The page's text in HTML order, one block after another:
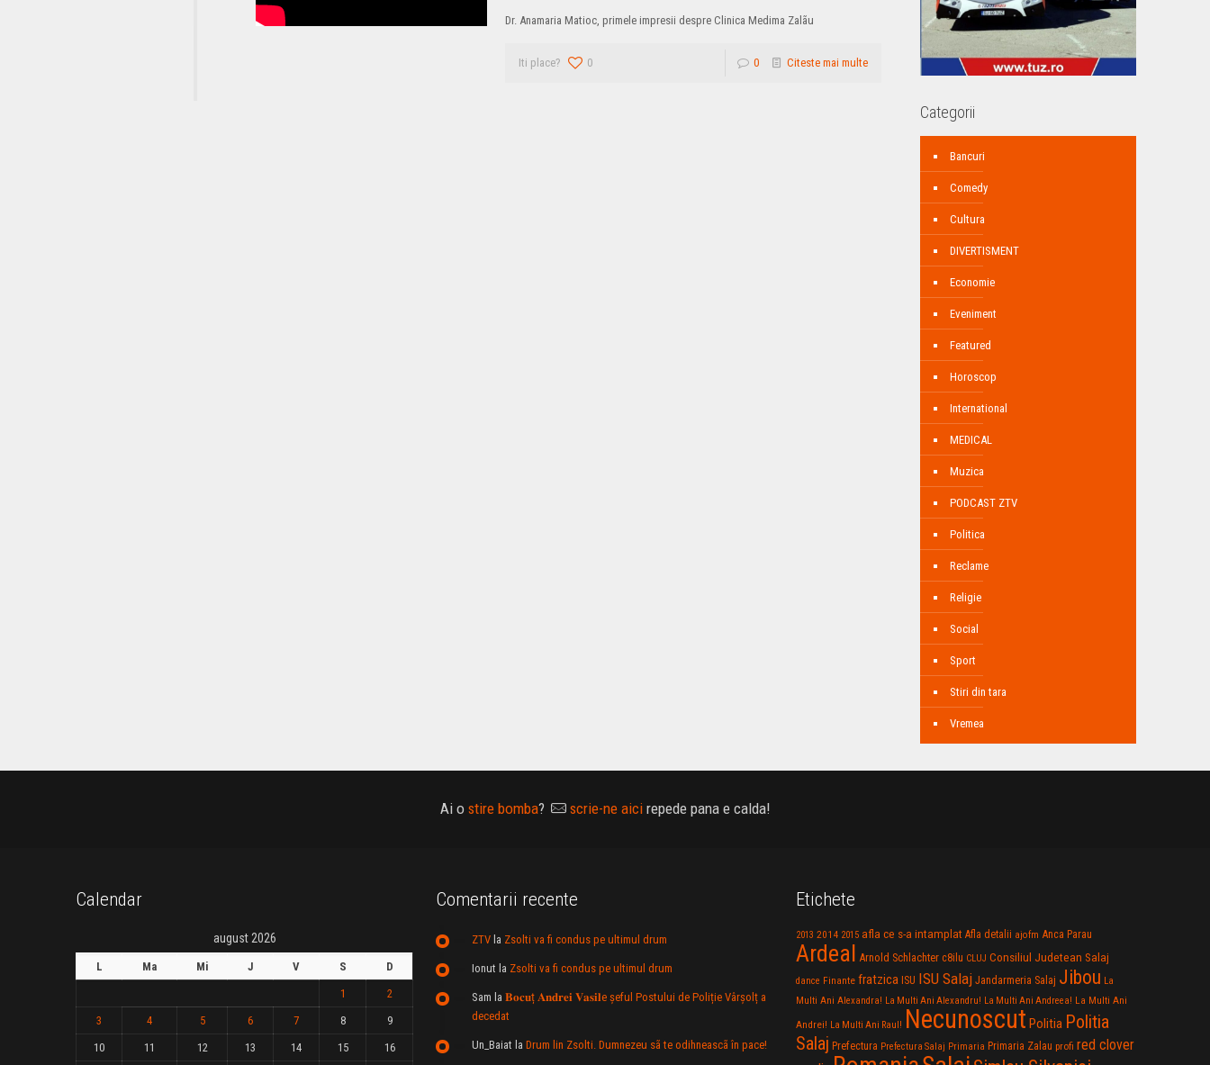
Dr. Anamaria Matioc, primele impresii despre Clinica Medima Zalãu
Iti place? 0 0 Citeste mai multe
Categorii
Bancuri
Comedy
Cultura
DIVERTISMENT
Economie
Eveniment
Featured
Horoscop
International
MEDICAL
Muzica
PODCAST ZTV
Politica
Reclame
Religie
Social
Sport
Stiri din tara
Vremea
Ai o stire bomba? scrie-ne aicirepede pana e calda!
Calendar
august 2026
L Ma Mi J V S
D
1
2
3
4 5 6 7 8
9
10
11 12 13 14 15 16
Comentarii recente
ZTVla Zsolti va fi condus pe ultimul drum
Ionut la Zsolti va fi condus pe ultimul drum
Sam la 𝐁𝐨𝐜𝐮ț 𝐀𝐧𝐝𝐫𝐞𝐢 𝐕𝐚𝐬𝐢𝐥e şeful Postului de Poliție Vârșolț a
decedat
Un_Baiat la Drum lin Zsolti. Dumnezeu sã te odihneascã în pace!
Etichete
2013 2014 2015 afla ce s-a intamplat Afla detalii ajofm Anca Parau
Ardeal Arnold Schlachter c8ilu CLUJ Consiliul Judetean Salaj
dance Finante fratzica ISU ISU Salaj Jandarmeria Salaj Jibou La
Multi Ani Alexandra! La Multi Ani Alexandru! La Multi Ani Andreea! La Multi Ani
Andrei! La Multi Ani Raul! Necunoscut Politia Politia
Salaj Prefectura Prefectura Salaj Primaria Primaria Zalau profi red clover